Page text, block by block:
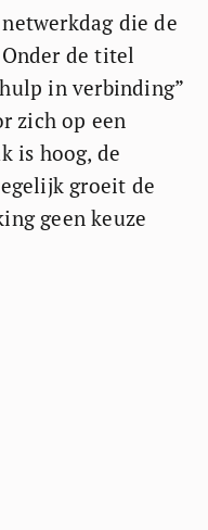
die de
de titel
in verbinding”
zich op een
is hoog, de
groeit de
geen keuze